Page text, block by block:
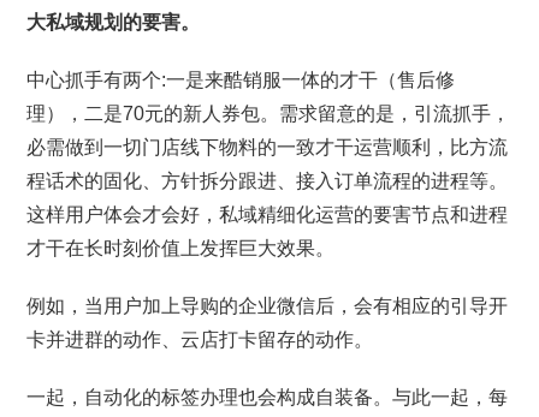
大私域规划的要害。
中心抓手有两个:一是来酷销服一体的才干（售后修
理），二是70元的新人券包。需求留意的是，引流抓手，
必需做到一切门店线下物料的一致才干运营顺利，比方流
程话术的固化、方针拆分跟进、接入订单流程的进程等。
这样用户体会才会好，私域精细化运营的要害节点和进程
才干在长时刻价值上发挥巨大效果。
例如，当用户加上导购的企业微信后，会有相应的引导开
卡并进群的动作、云店打卡留存的动作。
一起，自动化的标签办理也会构成自装备。与此一起，每